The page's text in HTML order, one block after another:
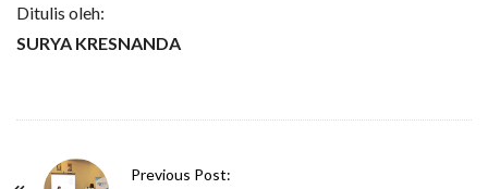
Ditulis oleh:
SURYA KRESNANDA
Previous Post: